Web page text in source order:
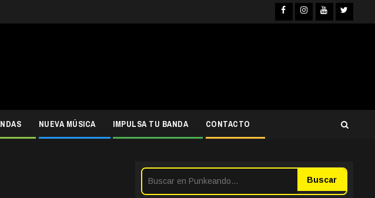
Facebook
Instagram
NUEVA MÚSICA IMPULSA TU BANDA CONTACTO
Buscar